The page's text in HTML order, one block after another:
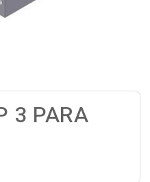
3 PARA